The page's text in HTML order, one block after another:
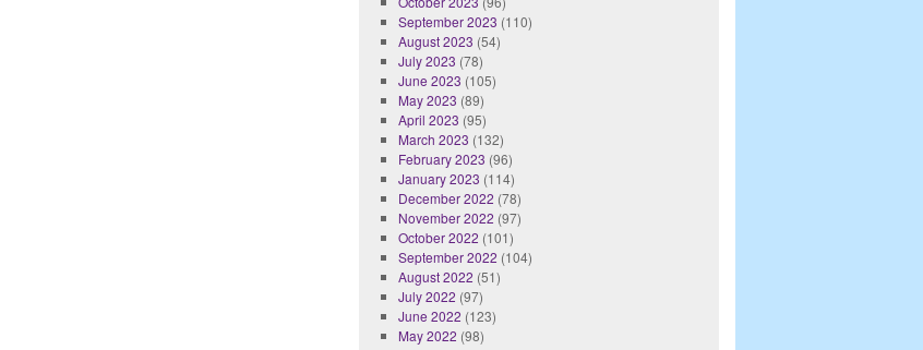
September 2023 (110)
August 2023 (54)
July 2023 (78)
June 2023 (105)
May 2023 (89)
April 2023 (95)
March 2023 (132)
February 2023 (96)
January 2023 (114)
December 2022 (78)
November 2022 (97)
October 2022 (101)
September 2022 (104)
August 2022 (51)
July 2022 (97)
June 2022 (123)
May 2022 (98)